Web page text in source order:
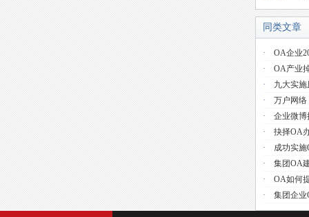
同类文章
· OA企业
· OA产业
· 九大实
· 万户网
· 企业微博
· 抉择OA
· 成功实
· 集团OA
· OA如何
· 集团企